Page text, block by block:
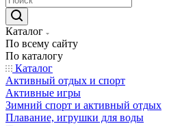
Каталог
По всему сайту
По каталогу
Каталог
Активный отдых и спорт
Активные игры
Зимний спорт и активный отдых
Плавание, игрушки для воды